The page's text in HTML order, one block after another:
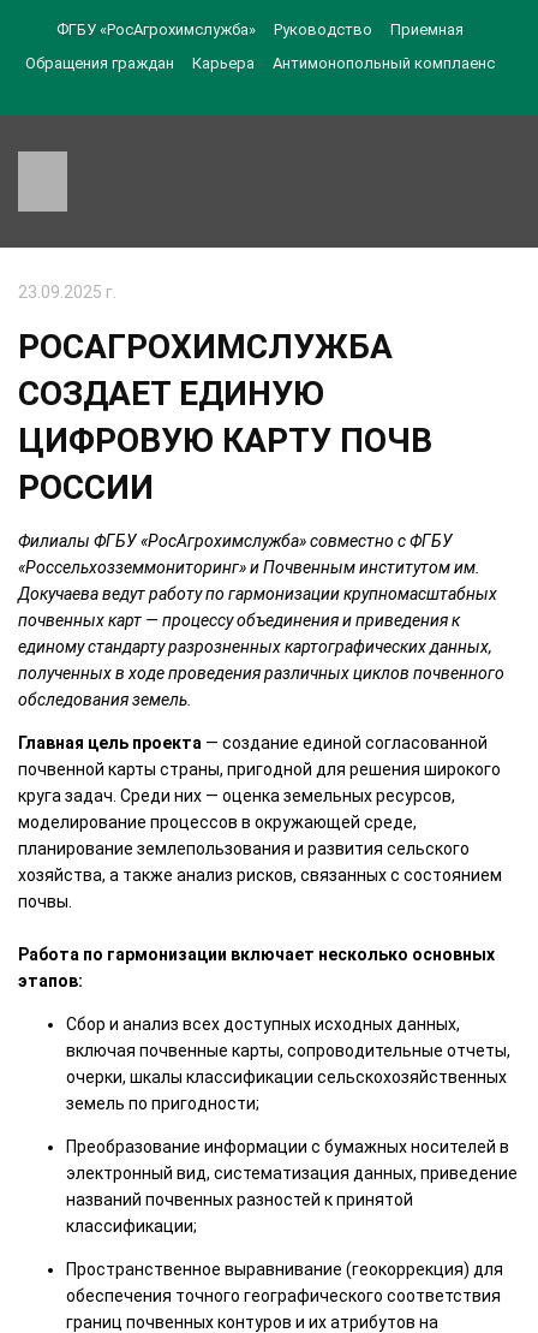
ФГБУ «РосАгрохимслужба» Руководство
Приемная
Обращения граждан
Карьера Антимонопольный комплаенс
23.09.2025 г.
РОСАГРОХИМСЛУЖБА
СОЗДАЕТ ЕДИНУЮ
ЦИФРОВУЮ КАРТУ ПОЧВ
РОССИИ
Филиалы ФГБУ «РосАгрохимслужба» совместно с ФГБУ
«Россельхозземмониторинг» и Почвенным институтом им.
Докучаева ведут работу по гармонизации крупномасштабных
почвенных карт — процессу объединения и приведения к
единому стандарту разрозненных картографических данных,
полученных в ходе проведения различных циклов почвенного
обследования земель.
Главная цель проекта — создание единой согласованной
почвенной карты страны, пригодной для решения широкого
круга задач. Среди них — оценка земельных ресурсов,
моделирование процессов в окружающей среде,
планирование землепользования и развития сельского
хозяйства, а также анализ рисков, связанных с состоянием
почвы.
Работа по гармонизации включает несколько основных
этапов:
Сбор и анализ всех доступных исходных данных,
включая почвенные карты, сопроводительные отчеты,
очерки, шкалы классификации сельскохозяйственных
земель по пригодности;
Преобразование информации с бумажных носителей в
электронный вид, систематизация данных, приведение
названий почвенных разностей к принятой
классификации;
Пространственное выравнивание (геокоррекция) для
обеспечения точного географического соответствия
границ почвенных контуров и их атрибутов на